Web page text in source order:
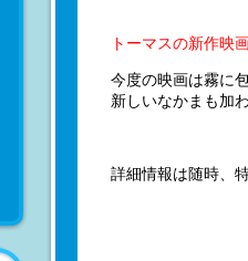
トーマスの新作映
今度の映画は霧に
新しいなかまも加
詳細情報は随時、